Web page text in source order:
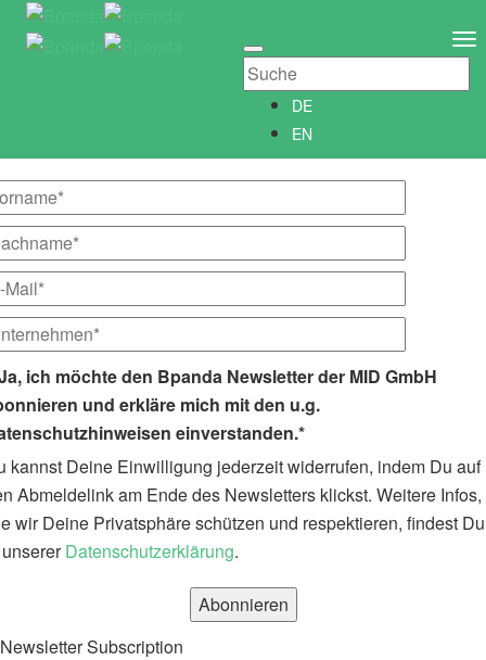
Newsletter abonnieren
Newsletter­anmeldung
Abonniere unseren kostenlosen Bpanda Newsletter!
Wir informieren Dich gerne regelmäßig über alle Neuigkeiten
rund um Bpanda.
ich möchte den Bpanda Newsletter der MID GmbH
und erkläre mich mit den u.g.
einverstanden.*
kannst Deine Einwilligung jederzeit widerrufen, indem Du auf
Abmeldelink am Ende des Newsletters klickst. Weitere Infos,
wir Deine Privatsphäre schützen und respektieren, findest Du
Datenschutzerklärung.
Newsletter Subscription
DE
EN